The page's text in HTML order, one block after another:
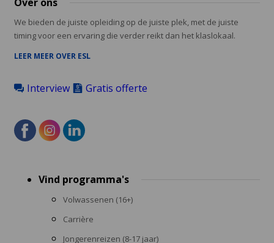
We bieden de juiste opleiding op de juiste plek, met de juiste
timing voor een ervaring die verder reikt dan het klaslokaal.
LEER MEER OVER ESL
Interview Gratis offerte
menuVind programma's
Volwassenen (16+)
Carrière
Jongerenreizen (8-17 jaar)